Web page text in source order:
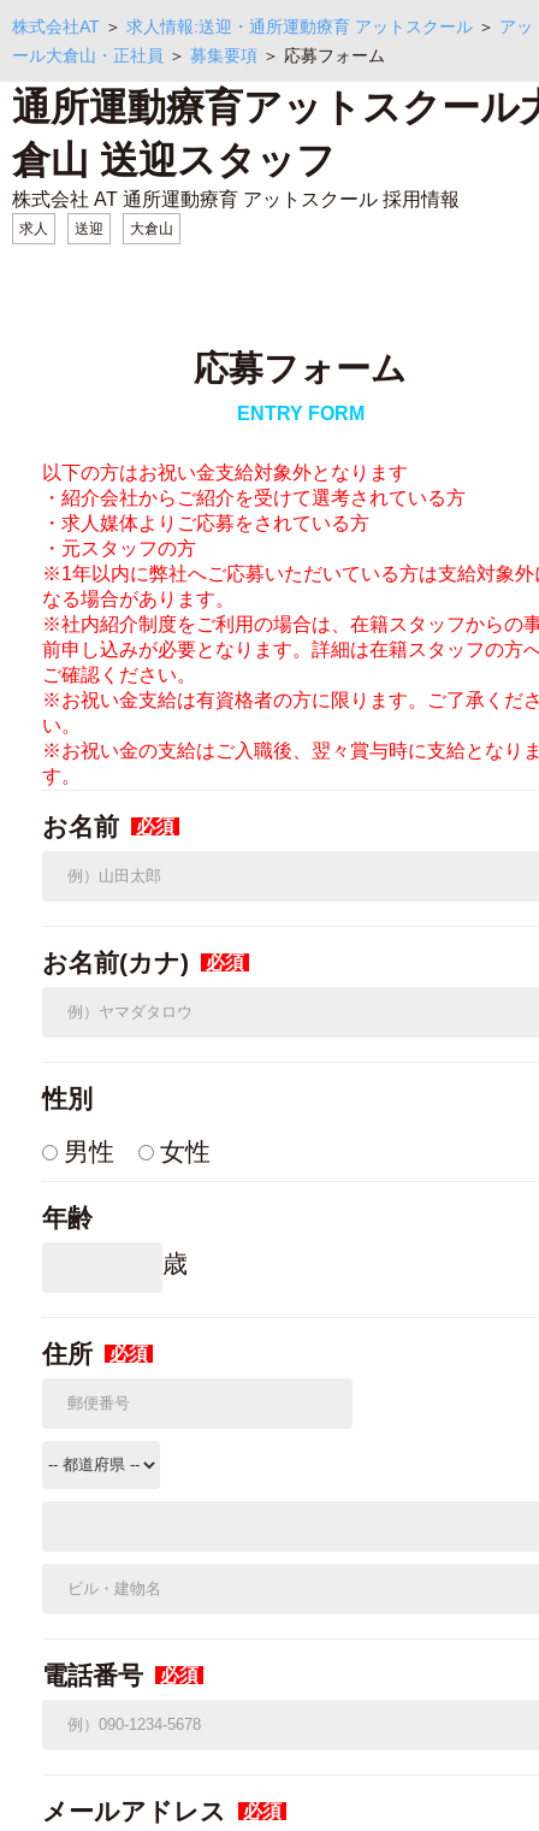
株式会社AT ＞ 求人情報:送迎・通所運動療育 アットスクール ＞ アッ
ール大倉山・正社員 ＞ 募集要項 ＞ 応募フォーム
通所運動療育アットスクール
倉山 送迎スタッフ
株式会社 AT 通所運動療育 アットスクール 採用情報
求人 送迎 大倉山
応募フォーム
ENTRY FORM
以下の方はお祝い金支給対象外となります
・紹介会社からご紹介を受けて選考されている方
・求人媒体よりご応募をされている方
・元スタッフの方
※1年以内に弊社へご応募いただいている方は支給対象外
なる場合があります。
※社内紹介制度をご利用の場合は、在籍スタッフからの
前申し込みが必要となります。詳細は在籍スタッフの方
ご確認ください。
※お祝い金支給は有資格者の方に限ります。ご了承くだ
い。
※お祝い金の支給はご入職後、翌々賞与時に支給となり
す。
お名前 必須
お名前(カナ) 必須
性別
男性
女性
年齢
歳
住所 必須
電話番号 必須
メールアドレス 必須